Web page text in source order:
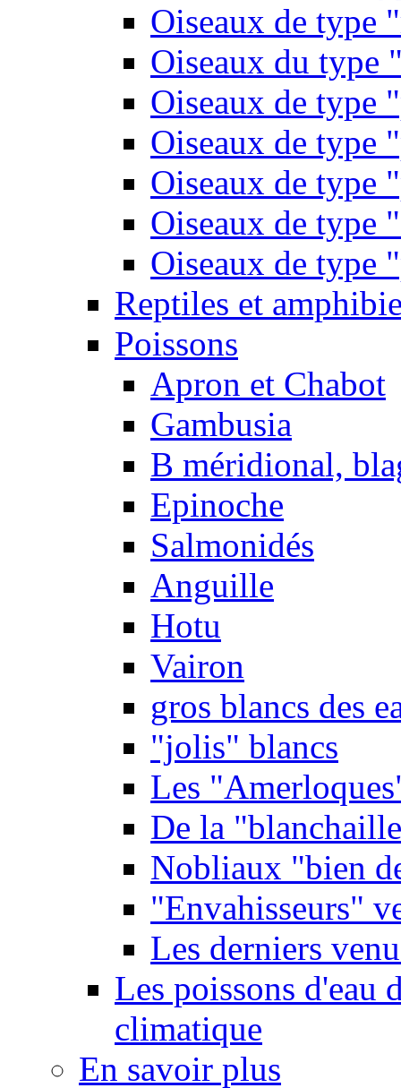
Oiseaux de type
Oiseaux du type
Oiseaux de type
Oiseaux de type
Oiseaux de type
Oiseaux de type
Oiseaux de type
Reptiles et
Poissons
Apron et Chabot
Gambusia
B méridional,
Epinoche
Salmonidés
Anguille
Hotu
Vairon
gros blancs des
"jolis" blancs
Les
De la
Nobliaux "bien
"Envahisseurs"
Les derniers
Les poissons d'eau
climatique
En savoir plus